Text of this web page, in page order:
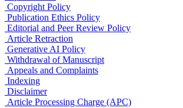
Copyright Policy
Publication Ethics Policy
Editorial and Peer Review Policy
Article Retraction
Generative AI Policy
Withdrawal of Manuscript
Appeals and Complaints
Indexing
Disclaimer
Article Processing Charge (APC)